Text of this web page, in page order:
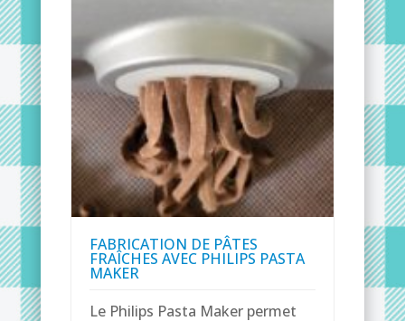
FABRICATION DE PÂTES
FRAÎCHES AVEC PHILIPS PASTA
MAKER
Le Philips Pasta Maker permet